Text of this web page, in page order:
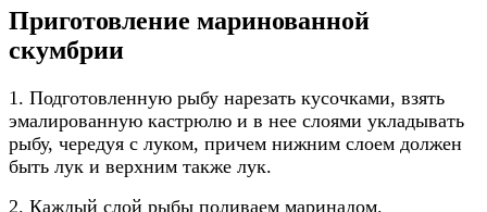
Приготовление маринованной
скумбрии
1. Подготовленную рыбу нарезать кусочками, взять
эмалированную кастрюлю и в нее слоями укладывать
рыбу, чередуя с луком, причем нижним слоем должен
быть лук и верхним также лук.
2. Каждый слой рыбы поливаем маринадом.